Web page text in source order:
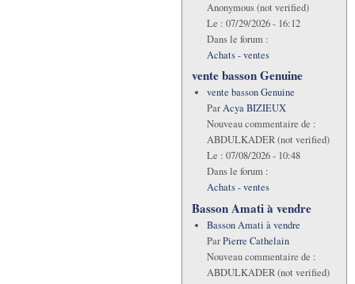
Anonymous (not verified)
Le : 07/29/2026 - 16:12
Dans le forum :
Achats - ventes
vente basson Genuine
vente basson Genuine
ParAcya BIZIEUX
Nouveau commentaire de :
ABDULKADER (not verified)
Le : 07/08/2026 - 10:48
Dans le forum :
Achats - ventes
Basson Amati à vendre
Basson Amati à vendre
ParPierre Cathelain
Nouveau commentaire de :
ABDULKADER (not verified)